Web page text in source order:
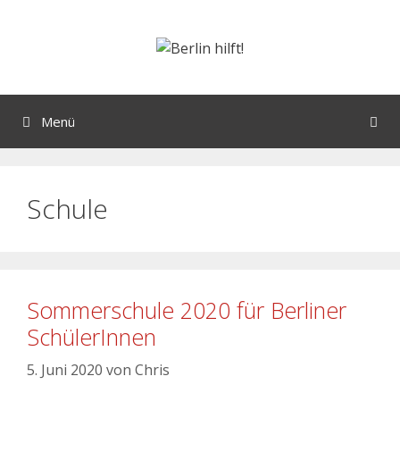
Menü
Schule
Sommerschule 2020 für Berliner
SchülerInnen
5. Juni 2020 von Chris